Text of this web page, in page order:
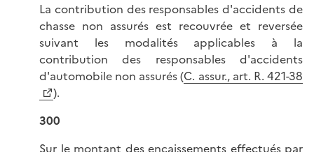
La contribution des responsables d'accidents de
chasse non assurés est recouvrée et reversée
suivant les modalités applicables à la
contribution des responsables d'accidents
d'automobile non assurés (C. assur., art. R. 421-38
).
300